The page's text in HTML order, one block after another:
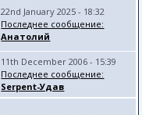
22nd January 2025 - 18:32
Последнее сообщение:
Анатолий
11th December 2006 - 15:39
Последнее сообщение:
Serpent-Удав